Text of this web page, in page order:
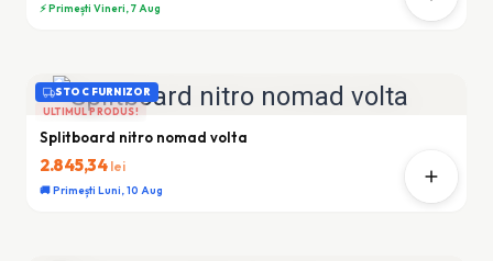
inițial
476,88 lei.
⚡ Primești Vineri, 7 Aug
STOC FURNIZOR
ULTIMUL PRODUS!
Splitboard nitro nomad volta
2.845,34 lei
🚚 Primești Luni, 10 Aug